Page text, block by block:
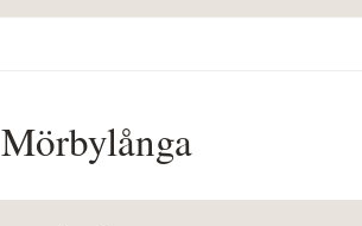
Mörbylånga